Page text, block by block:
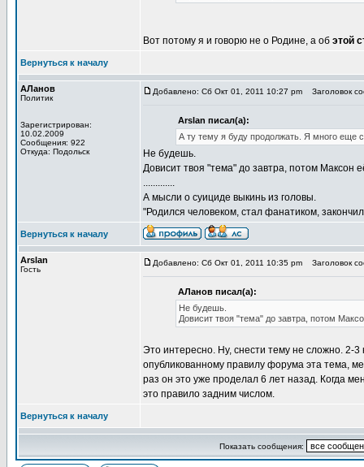
Вот потому я и говорю не о Родине, а об этой
Вернуться к началу
АЛанов
Политик
Зарегистрирован:
10.02.2009
Сообщения: 922
Откуда: Подольск
Добавлено: Сб Окт 01, 2011 10:27 pm Заголовок
Arslan писал(а):
А ту тему я буду продолжать. Я много еще
Не будешь.
Довисит твоя "тема" до завтра, потом Максон
.............
А мысли о суициде выкинь из головы.
"Родился человеком, стал фанатиком,
Вернуться к началу
Arslan
Гость
Добавлено: Сб Окт 01, 2011 10:35 pm Заголовок
АЛанов писал(а):
Не будешь.
Довисит твоя "тема" до завтра, потом
Это интересно. Ну, снести тему не сложно. 2-
опубликованному правилу форума эта тема,
раз он это уже проделал 6 лет назад. Когда
это правило задним числом.
Вернуться к началу
Показать сообщения: